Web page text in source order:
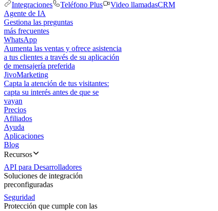
Integraciones
Teléfono Plus Video llamadasCRM
Agente de IA
Gestiona las preguntas
más frecuentes
WhatsApp
Aumenta las ventas y ofrece asistencia
a tus clientes a través de su aplicación
de mensajería preferida
JivoMarketing
Capta la atención de tus visitantes:
capta su interés antes de que se
vayan
Precios
Afiliados
Ayuda
Aplicaciones
Blog
Recursos
API para Desarrolladores
Soluciones de integración
preconfiguradas
Seguridad
Protección que cumple con las